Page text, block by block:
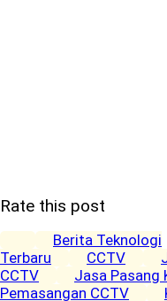
Rate this post
Berita Teknologi
Terbaru
CCTV
CCTV
Jasa Pasang
Pemasangan CCTV